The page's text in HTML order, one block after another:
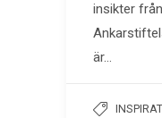
insikter
är…